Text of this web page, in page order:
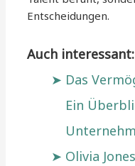
Entscheidungen.
Auch interessant:
Das
Ein
Olivia